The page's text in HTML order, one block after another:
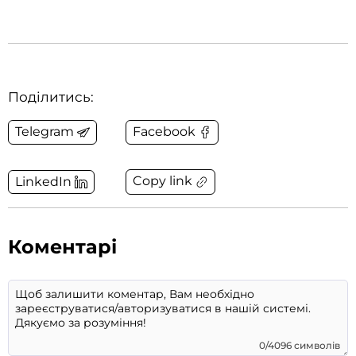
Поділитись:
Telegram Facebook
LinkedIn Copy link
Коментарі
0/4096 символів